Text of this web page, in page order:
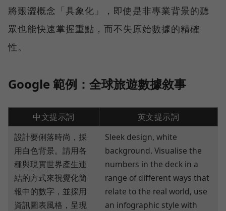
將艱澀概念「具象化」，即使是非專業背景的聽
眾也能快速掌握重點，而不失原始數據的精確
性。
Google 範例：全球旅遊數據敘事
中文提示詞
英文提示詞
設計要俐落時尚，採
用白色背景。請用各
種與現實世界產生連
結的方式來視覺化簡
報中的數字，並採用
資訊圖表風格，呈現
Sleek design, white
background. Visualise the
numbers in the deck in a
range of different ways that
relate to the real world, use
an infographic style with